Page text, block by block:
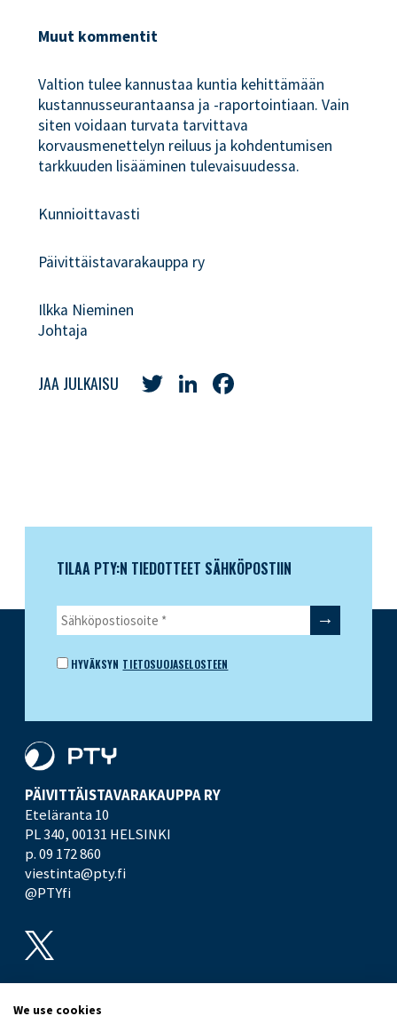
Muut kommentit
Valtion tulee kannustaa kuntia kehittämään
kustannusseurantaansa ja -raportointiaan. Vain
siten voidaan turvata tarvittava
korvausmenettelyn reiluus ja kohdentumisen
tarkkuuden lisääminen tulevaisuudessa.
Kunnioittavasti
Päivittäistavarakauppa ry
Ilkka Nieminen
Johtaja
JAA JULKAISU TwitterLinkedIn
TILAA PTY:N TIEDOTTEET SÄHKÖPOSTIIN
HYVÄKSYN TIETOSUOJASELOSTEEN
PÄIVITTÄISTAVARA­KAUPPA RY
Eteläranta 10
PL 340,00131 HELSINKI
p. 09 172 860
viestinta@pty.fi
@PTYfi
We use cookies